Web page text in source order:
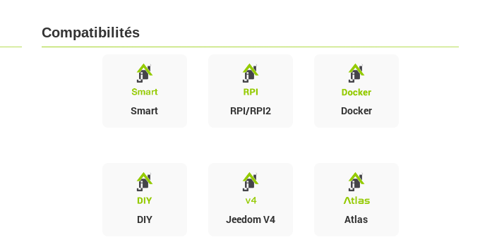
Compatibilités
Smart RPI/RPI2 Docker
DIY Jeedom V4 Atlas